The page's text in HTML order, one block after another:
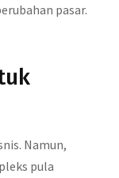
pasar.
Namun,
pula